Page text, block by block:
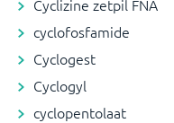
Cyclizine zetpil FNA
cyclofosfamide
Cyclogest
Cyclogyl
cyclopentolaat